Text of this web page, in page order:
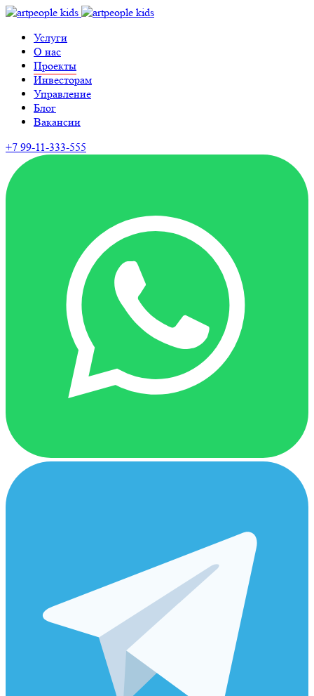
Услуги
О нас
Проекты
Инвесторам
Управление
Блог
Вакансии
+7 99-11-333-555